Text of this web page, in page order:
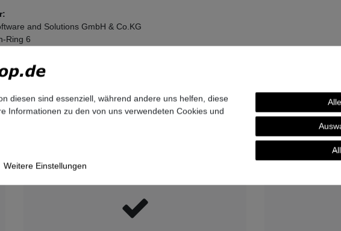
and Solutions GmbH & Co.KG
Ring 6
wir für Qualität, Zuverlässigkeit und
diesen sind essenziell, während andere uns helfen, diese
Informationen zu den von uns verwendeten Cookies und
Weitere Einstellungen